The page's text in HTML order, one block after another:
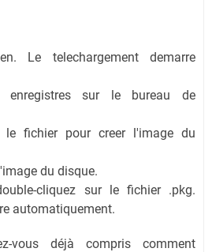
Le telechargement demarre
enregistres sur le bureau de
le fichier pour creer l'image du
du disque.
cliquez sur le fichier .pkg.
automatiquement.
vous déjà compris comment